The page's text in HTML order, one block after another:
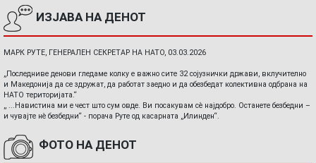
ИЗЈАВА НА ДЕНОТ
МАРК РУТЕ, ГЕНЕРАЛЕН СЕКРЕТАР НА НАТО, 03.03.2026
„Последниве денови гледаме колку е важно сите 32 сојузнички држави, вклучително
и Македонија да се здружат, да работат заедно и да обезбедат колективна одбрана на
НАТО територијата.“
„ ...Навистина ми е чест што сум овде. Ви посакувам сè најдобро. Останете безбедни –
и чувајте нè безбедни“ - порача Руте од касарната „Илинден“.
ФОТО НА ДЕНОТ